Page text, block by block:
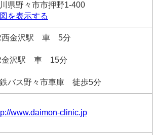
県野々市市押野1-400
を表示する
西金沢駅 車 5分
金沢駅 車 15分
バス野々市車庫 徒歩5分
www.daimon-clinic.jp